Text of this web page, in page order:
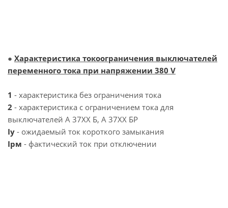
● Характеристика токоограничения выключателей
переменного тока при напряжении 380 V
1 - характеристика без ограничения тока
2 - характеристика с ограничением тока для
выключателей А 37ХХ Б, А 37ХХ БР
Iy - ожидаемый ток короткого замыкания
Iрм - фактический ток при отключении